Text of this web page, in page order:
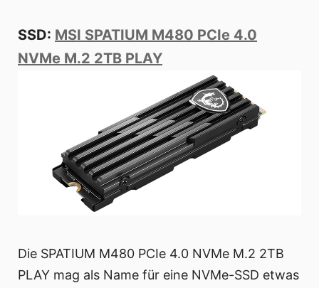
SSD: MSI SPATIUM M480 PCIe 4.0
NVMe M.2 2TB PLAY
Die SPATIUM M480 PCIe 4.0 NVMe M.2 2TB
PLAY mag als Name für eine NVMe-SSD etwas